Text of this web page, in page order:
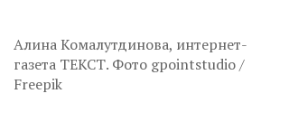
Алина Комалутдинова, интернет-
газета ТЕКСТ. Фото gpointstudio /
Freepik